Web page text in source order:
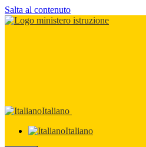
Salta al contenuto
Italiano
Italiano